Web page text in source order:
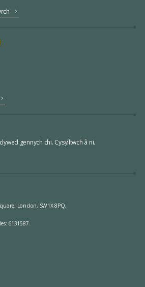
gennych chi. Cysylltwch â ni.
London, SW1X 8PQ.
6131587.